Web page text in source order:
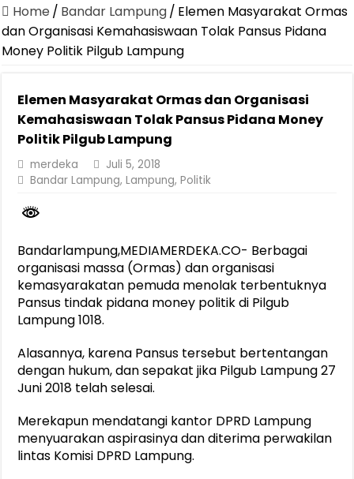
Pemprov Lampung Berhasil Kendalikan Inflasi, Jadi Provinsi
Pemprov Lampung Perkuat Pembangunan Rumah Layak Huni
Pastikan Pelayanan Maksimal, Direksi Jasa Raharja Tinjau Korban
Dirut Jasa Raharja Dampingi Wamenhub Tinjau Penanganan
Jasa Raharja Jamin Seluruh Korban Kebakaran KM Mutiara
Gubernur Mirza Ajak IAI Darul Fattah Cetak SDM Adaptif
Purnama Wulan Sari Mirza Buka SiSeSa Roadshow Lampung
Home / Bandar Lampung/ Elemen Masyarakat Ormas
dan Organisasi Kemahasiswaan Tolak Pansus Pidana
Money Politik Pilgub Lampung
Elemen Masyarakat Ormas dan Organisasi
Kemahasiswaan Tolak Pansus Pidana Money
Politik Pilgub Lampung
merdeka
Juli 5, 2018
Bandar Lampung,Lampung,Politik
Bandarlampung,MEDIAMERDEKA.CO- Berbagai
organisasi massa (Ormas) dan organisasi
kemasyarakatan pemuda menolak terbentuknya
Pansus tindak pidana money politik di Pilgub
Lampung 1018.
Alasannya, karena Pansus tersebut bertentangan
dengan hukum, dan sepakat jika Pilgub Lampung 27
Juni 2018 telah selesai.
Merekapun mendatangi kantor DPRD Lampung
menyuarakan aspirasinya dan diterima perwakilan
lintas Komisi DPRD Lampung.